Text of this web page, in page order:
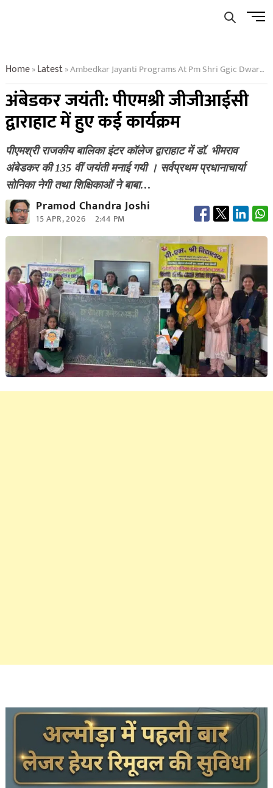
Menu
Home»Latest»Ambedkar Jayanti Programs At Pm Shri Ggic Dwarahat
अंबेडकर जयंती: पीएमश्री जीजीआईसी
द्वाराहाट में हुए कई कार्यक्रम
पीएमश्री राजकीय बालिका इंटर कॉलेज द्वाराहाट में डॉ. भीमराव
अंबेडकर की 135 वीं जयंती मनाई गयी । सर्वप्रथम प्रधानाचार्या
सोनिका नेगी तथा शिक्षिकाओं ने बाबा…
Pramod Chandra Joshi
15 APR, 2026 2:44 PM